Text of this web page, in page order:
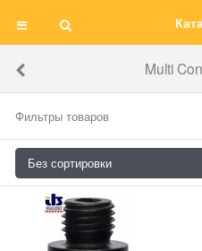
Multi
Фильтры товаров